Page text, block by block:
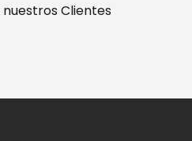
Clientes